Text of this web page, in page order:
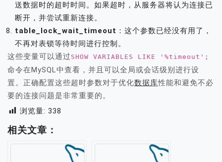
送数据时的超时时间。如果超时，从服务器将认为连接已
断开，并尝试重新连接。
table_lock_wait_timeout ：这个参数已经没有用了，
不再对表锁等待时间进行控制。
这些变量可以通过 SHOW VARIABLES LIKE '%timeout';
命令在MySQL中查看，并且可以全局或会话级别进行设
置。正确配置这些超时参数对于优化数据库性能和避免不必
要的连接问题是非常重要的。
浏览量: 338
相关文章：